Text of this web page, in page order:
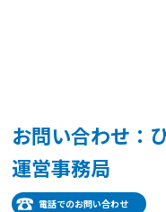
お問い合わせ：
運営事務局
電話でのお問い合わせ